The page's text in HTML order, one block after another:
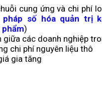
cung ứng và chi phí
pháp số hóa quản trị
)
giữa các doanh nghiệp
chi phí nguyên liệu thô
gia tăng